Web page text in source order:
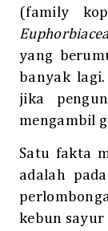
(family
yang
banyak
jika
mengambil
Satu fakta
adalah
kebun sayur